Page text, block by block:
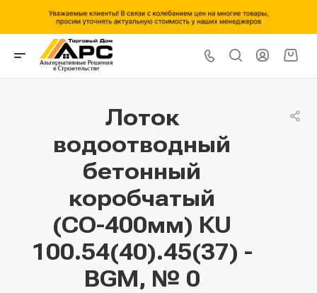
Лоток
водоотводный
бетонный
коробчатый
(СО-400мм) КU
100.54(40).45(37) -
BGМ, № 0